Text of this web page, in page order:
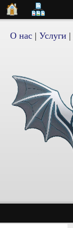
О нас | Услуги |